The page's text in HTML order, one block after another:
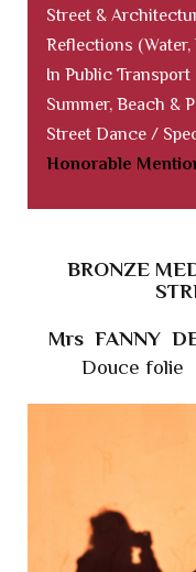
Street &
Reflections (Water,
In Public Transport
Summer, Beach &
Street Dance /
Honorable
BRONZE
Mrs FANNY
Douce folie